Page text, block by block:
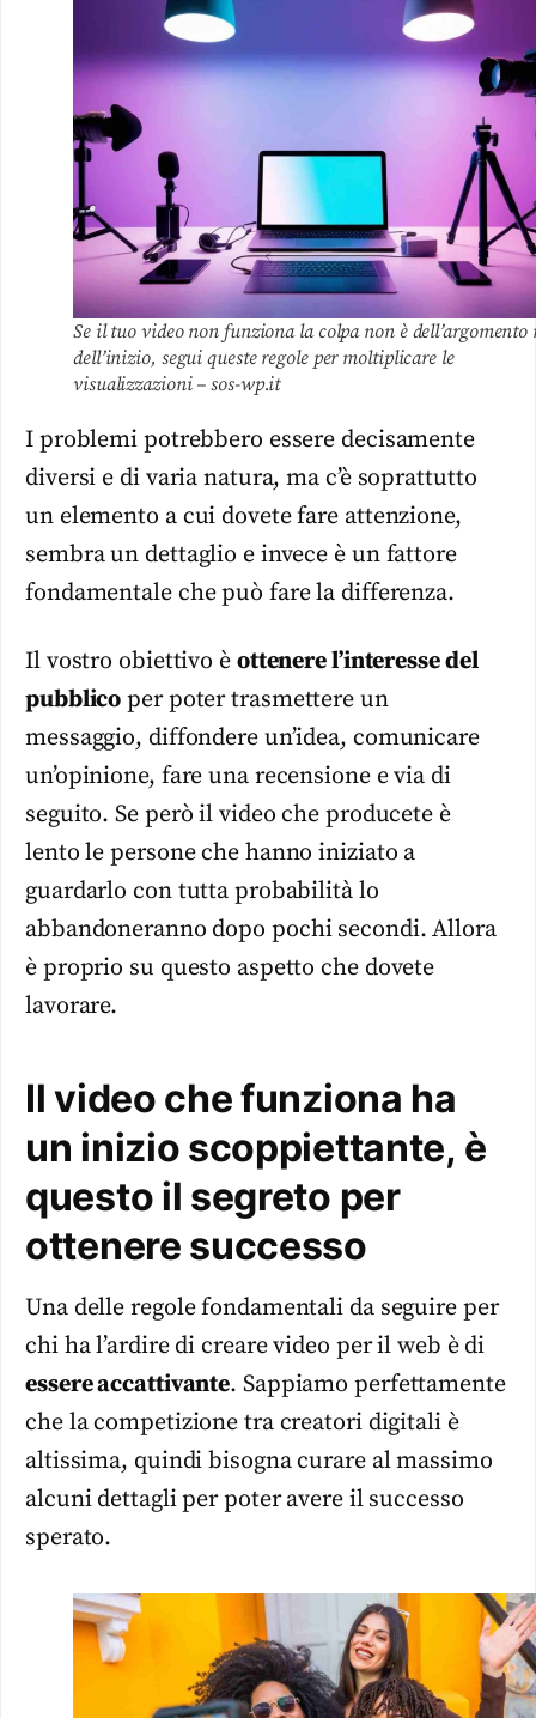
Se il tuo video non funziona la colpa non è dell’argomento
dell’inizio, segui queste regole per moltiplicare le
visualizzazioni – sos-wp.it
I problemi potrebbero essere decisamente
diversi e di varia natura, ma c’è soprattutto
un elemento a cui dovete fare attenzione,
sembra un dettaglio e invece è un fattore
fondamentale che può fare la differenza.
Il vostro obiettivo è ottenere l’interesse del
pubblico per poter trasmettere un
messaggio, diffondere un’idea, comunicare
un’opinione, fare una recensione e via di
seguito. Se però il video che producete è
lento le persone che hanno iniziato a
guardarlo con tutta probabilità lo
abbandoneranno dopo pochi secondi. Allora
è proprio su questo aspetto che dovete
lavorare.
Il video che funziona ha
un inizio scoppiettante, è
questo il segreto per
ottenere successo
Una delle regole fondamentali da seguire per
chi ha l’ardire di creare video per il web è di
essere accattivante. Sappiamo perfettamente
che la competizione tra creatori digitali è
altissima, quindi bisogna curare al massimo
alcuni dettagli per poter avere il successo
sperato.